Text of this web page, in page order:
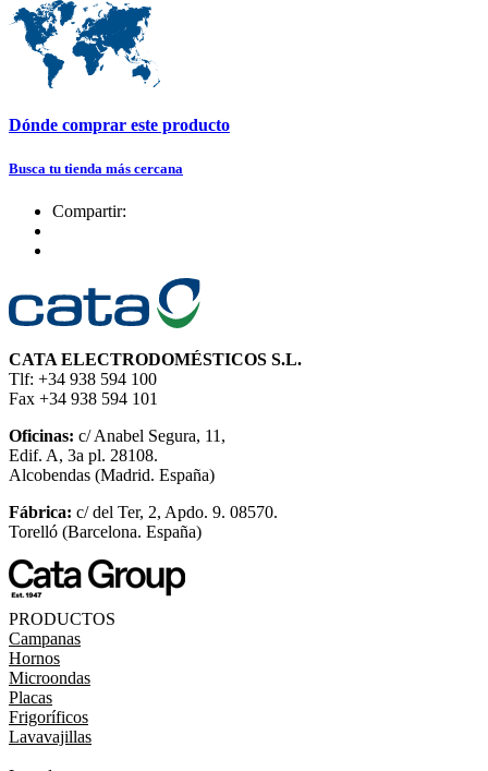
Dónde comprar este producto
Busca tu tienda más cercana
Compartir:
CATA ELECTRODOMÉSTICOS S.L.
Tlf: +34 938 594 100
Fax +34 938 594 101
Oficinas: c/ Anabel Segura, 11,
Edif. A, 3a pl. 28108.
Alcobendas (Madrid. España)
Fábrica: c/ del Ter, 2, Apdo. 9. 08570.
Torelló (Barcelona. España)
PRODUCTOS
Campanas
Hornos
Microondas
Placas
Frigoríficos
Lavavajillas